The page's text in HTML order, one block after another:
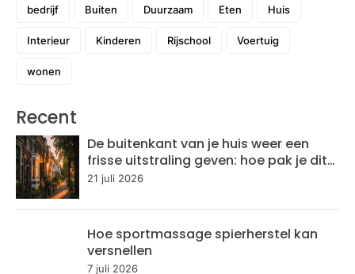
bedrijf Buiten Duurzaam Eten Huis
Interieur Kinderen Rijschool Voertuig
wonen
Recent
De buitenkant van je huis weer een
frisse uitstraling geven: hoe pak je dit
aan?
21 juli 2026
Hoe sportmassage spierherstel kan
versnellen
7 juli 2026